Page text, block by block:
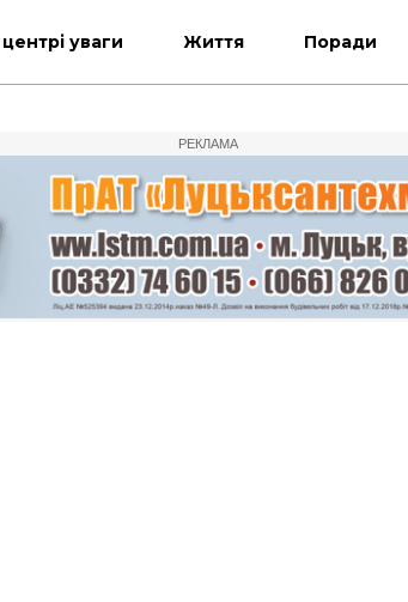
уваги Життя Поради
РЕКЛАМА